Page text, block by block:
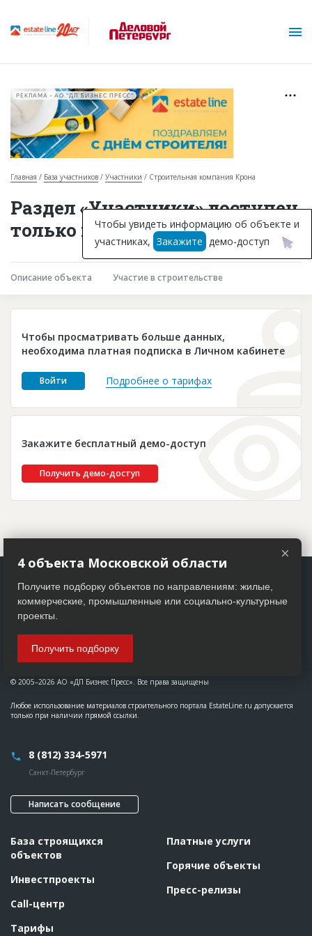
Горячие объекты
База строящихся объектов
Инвестпроекты
Глоссарий
Платные услуги
Пресс-релизы
РЕКЛАМА • АО "ДП БИЗНЕС ПРЕСС"
Главная База участников Участники Строительная компания Крона
Раздел «Участники» доступен
только подписчикам
Описание объекта Участие в строительстве
Чтобы просматривать больше данных,
необходима платная подписка в Личном кабинете
Войти Подробнее о тарифах
Закажите бесплатный демо-доступ
Получить демо-доступ
Чтобы увидеть информацию об объекте и
участниках, Закажите демо-доступ
© 2005–2026 АО «ДП Бизнес Пресс». Все права защищены
Любое использование материалов строительного портала EstateLine.ru допускается
только при наличии прямой ссылки.
8 (812) 334-5971
Санкт-Петербург
Написать сообщение
База строящихся
объектов
Инвестпроекты
Call-центр
Тарифы
Платные услуги
Горячие объекты
Пресс-релизы
×
4 объекта Московской области
Получите подборку объектов по направлениям: жилые,
коммерческие, промышленные или социально-культурные
проекты.
Получить подборку